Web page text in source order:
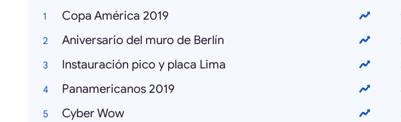
Copa América 2019
Aniversario del muro de Berlín
Instauración pico y placa Lima
Panamericanos 2019
Cyber Wow